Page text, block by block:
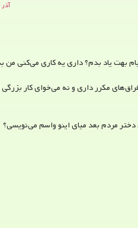
آذر ۲۳, ۱۴۰۱ در ۹:۲۱ ق.ظ
بهت یاد بدم؟ داری یه کاری می‌کنی من
مکرر داری و نه می‌خوای کار بزرگی
مردم بعد میای اینو واسم می‌نویسی؟